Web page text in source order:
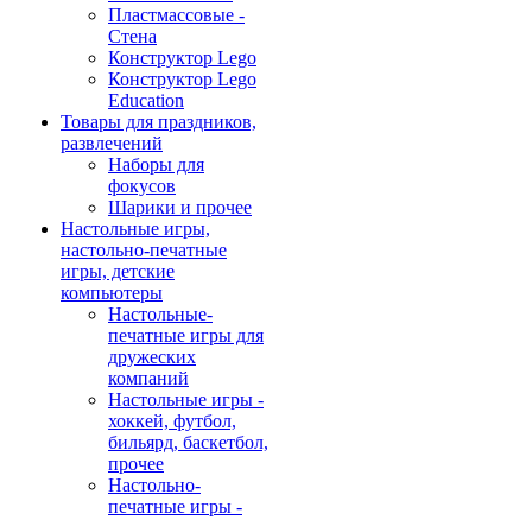
Пластмассовые -
Стена
Конструктор Lego
Конструктор Lego
Education
Товары для праздников,
развлечений
Наборы для
фокусов
Шарики и прочее
Настольные игры,
настольно-печатные
игры, детские
компьютеры
Настольные-
печатные игры для
дружеских
компаний
Настольные игры -
хоккей, футбол,
бильярд, баскетбол,
прочее
Настольно-
печатные игры -